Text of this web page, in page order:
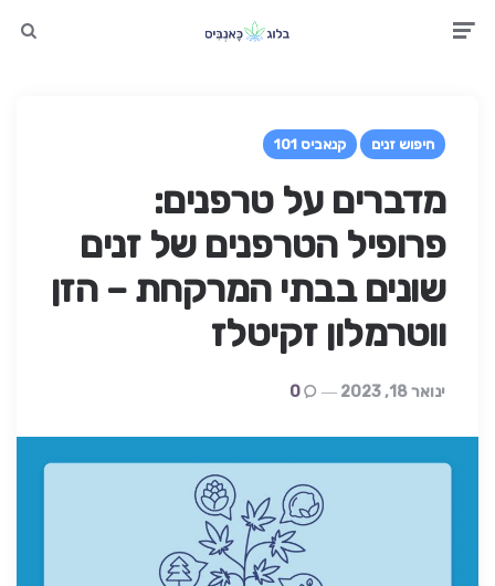
חיפוש זנים קנאביס 101
מדברים על טרפנים:
פרופיל הטרפנים של זנים
שונים בבתי המרקחת – הזן
ווטרמלון זקיטלז
ינואר 18, 2023 0